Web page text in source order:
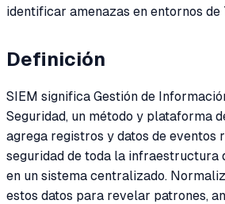
identificar amenazas en entornos de
Definición
SIEM significa Gestión de
Seguridad, un método y plataforma
agrega registros y datos de eventos
seguridad de toda la infraestructura
en un sistema centralizado.
estos datos para revelar patrones,